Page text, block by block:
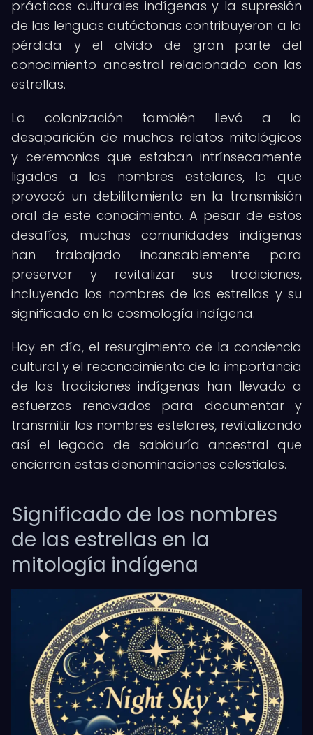
prácticas culturales indígenas y la supresión
de las lenguas autóctonas contribuyeron a la
pérdida y el olvido de gran parte del
conocimiento ancestral relacionado con las
estrellas.
La colonización también llevó a la
desaparición de muchos relatos mitológicos
y ceremonias que estaban intrínsecamente
ligados a los nombres estelares, lo que
provocó un debilitamiento en la transmisión
oral de este conocimiento. A pesar de estos
desafíos, muchas comunidades indígenas
han trabajado incansablemente para
preservar y revitalizar sus tradiciones,
incluyendo los nombres de las estrellas y su
significado en la cosmología indígena.
Hoy en día, el resurgimiento de la conciencia
cultural y el reconocimiento de la importancia
de las tradiciones indígenas han llevado a
esfuerzos renovados para documentar y
transmitir los nombres estelares, revitalizando
así el legado de sabiduría ancestral que
encierran estas denominaciones celestiales.
Significado de los nombres
de las estrellas en la
mitología indígena